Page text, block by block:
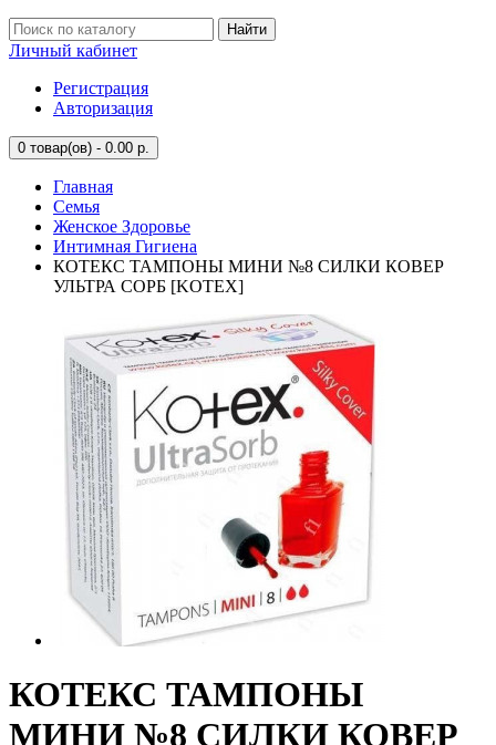
Найти
Личный кабинет
Регистрация
Авторизация
0 товар(ов) - 0.00 р.
Главная
Семья
Женское Здоровье
Интимная Гигиена
КОТЕКС ТАМПОНЫ МИНИ №8 СИЛКИ КОВЕР
УЛЬТРА СОРБ [KOTEX]
КОТЕКС ТАМПОНЫ
МИНИ №8 СИЛКИ КОВЕР